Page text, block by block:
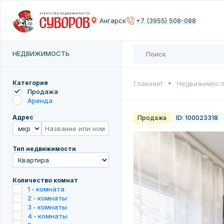
Ангарск +7 (3955) 508-088
НЕДВИЖИМОСТЬ
Категория
Продажа
Аренда
Адрес
Тип недвижимости
Количество комнат
1 - комната
2 - комнаты
3 - комнаты
4 - комнаты
Главная1
Продажа ID: 100023318
Введите